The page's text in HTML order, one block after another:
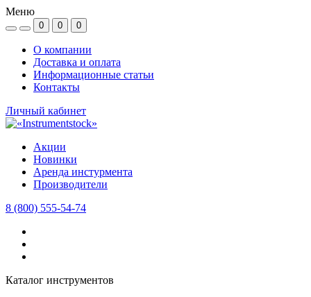
Меню
0 0 0
О компании
Доставка и оплата
Информационные статьи
Контакты
Личный кабинет
Акции
Новинки
Аренда инстурмента
Производители
8 (800) 555-54-74
Каталог инструментов